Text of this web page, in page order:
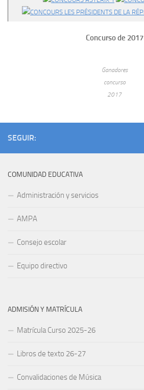
Concurso de 2017
Ganadores
concurso
2017
SEGUIR:
COMUNIDAD EDUCATIVA
Administración y servicios
AMPA
Consejo escolar
Equipo directivo
ADMISIÓN Y MATRÍCULA
Matrícula Curso 2025-26
Libros de texto 26-27
Convalidaciones de Música